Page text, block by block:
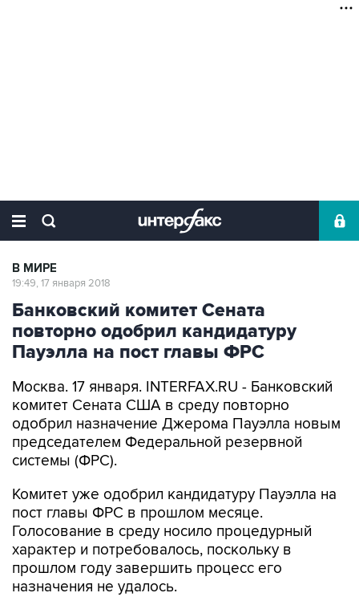
В МИРЕ
19:49, 17 января 2018
Банковский комитет Сената
повторно одобрил кандидатуру
Пауэлла на пост главы ФРС
Москва. 17 января. INTERFAX.RU - Банковский
комитет Сената США в среду повторно
одобрил назначение Джерома Пауэлла новым
председателем Федеральной резервной
системы (ФРС).
Комитет уже одобрил кандидатуру Пауэлла на
пост главы ФРС в прошлом месяце.
Голосование в среду носило процедурный
характер и потребовалось, поскольку в
прошлом году завершить процесс его
назначения не удалось.